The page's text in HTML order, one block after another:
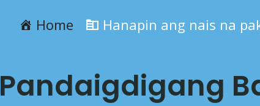
Home Hanapin ang nais na
Pandaigdigang